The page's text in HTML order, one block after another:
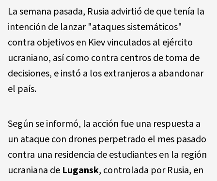
La semana pasada, Rusia advirtió de que tenía la
intención de lanzar "ataques sistemáticos"
contra objetivos en Kiev vinculados al ejército
ucraniano, así como contra centros de toma de
decisiones, e instó a los extranjeros a abandonar
el país.
Según se informó, la acción fue una respuesta a
un ataque con drones perpetrado el mes pasado
contra una residencia de estudiantes en la región
ucraniana de Lugansk, controlada por Rusia, en